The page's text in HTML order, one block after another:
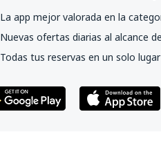
La app mejor valorada en la
Nuevas ofertas diarias al alcance
Todas tus reservas en un solo lugar